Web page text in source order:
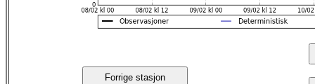
Forrige stasjon